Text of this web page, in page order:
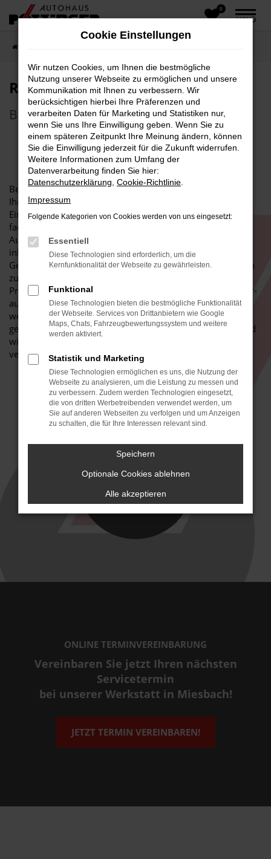
Zum
0
MENÜ
REIFENSERVICE
Bei Autohaus Pötzinger in Miesbach
Bei uns im Autohaus Pötzinger in Miesbach erhalten Sie
Ihren professionellen Reifenservice.
Ein Reifenservice bei uns geht auch mit der sach- und
fachgerechten Lagerung der nicht benötigten Räder einher.
Außerdem überprüfen wir natürlich stets deren Zustand
inklusive des Reifendrucks und der Tiefe des Profils.
Gemäß Straßenverkehrsordnung (StVO) muss stets mit den
zum Wetter passenden Reifen gefahren werden. In der
Praxis bedeutet dies, dass wir ein Mal im Jahr von Sommer-
auf Winterreifen bzw. von Winter- auf Sommerreifen
wechseln und Ihnen somit die perfekte Fahrsicherheit
gewährleisten. Unser Reifenservice funktioniert schnell und
wir stellen sicher, dass Sie nicht zu lang auf Ihr Fahrzeug
verzichten müssen.
ONLINE TERMINVEREINBARUNG
Vereinbaren Sie jetzt Ihren nächsten
Servicetermin
bei unserer Werkstatt in Miesbach!
JETZT TERMIN VEREINBAREN!
Cookie Einstellungen
Wir nutzen Cookies, um Ihnen die bestmögliche
Nutzung unserer Webseite zu ermöglichen und unsere
Kommunikation mit Ihnen zu verbessern. Wir
berücksichtigen hierbei Ihre Präferenzen und
verarbeiten Daten für Marketing und Statistiken nur,
wenn Sie uns Ihre Einwilligung geben. Wenn Sie zu
einem späteren Zeitpunkt Ihre Meinung ändern, können
Sie die Einwilligung jederzeit für die Zukunft widerrufen.
Weitere Informationen zum Umfang der
Datenverarbeitung finden Sie hier:
Datenschutzerklärung Cookie-Richtlinie
Impressum
Folgende Kategorien von Cookies werden von uns eingesetzt:
Essentiell
Diese Technologien sind erforderlich, um die
Kernfunktionalität der Webseite zu gewährleisten.
Funktional
Diese Technologien bieten die bestmögliche Funktionalität
der Webseite. Services von Drittanbietern wie Google
Maps, Chats, Fahrzeugbewertungssystem und weitere
werden aktiviert.
Statistik und Marketing
Diese Technologien ermöglichen es uns, die Nutzung der
Webseite zu analysieren, um die Leistung zu messen und
zu verbessern. Zudem werden Technologien eingesetzt,
die von dritten Werbetreibenden verwendet werden, um
Sie auf anderen Webseiten zu verfolgen und um Anzeigen
zu schalten, die für Ihre Interessen relevant sind.
Speichern
Optionale Cookies ablehnen
Alle akzeptieren